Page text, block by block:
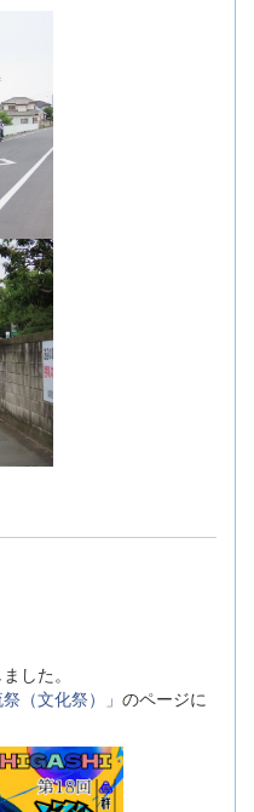
した。
（文化祭）」 のページに